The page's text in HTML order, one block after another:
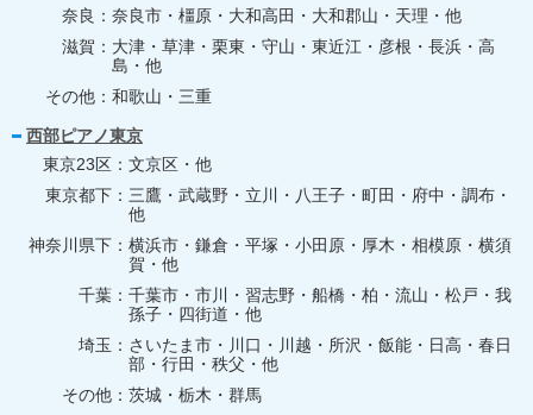
奈良
奈良市・橿原・大和高田・大和郡山・天理・他
滋賀
大津・草津・栗東・守山・東近江・彦根・長浜・高
島・他
その他
和歌山・三重
西部ピアノ東京
東京23区
文京区・他
東京都下
三鷹・武蔵野・立川・八王子・町田・府中・調布・
他
神奈川県下
横浜市・鎌倉・平塚・小田原・厚木・相模原・横須
賀・他
千葉
千葉市・市川・習志野・船橋・柏・流山・松戸・我
孫子・四街道・他
埼玉
さいたま市・川口・川越・所沢・飯能・日高・春日
部・行田・秩父・他
その他
茨城・栃木・群馬